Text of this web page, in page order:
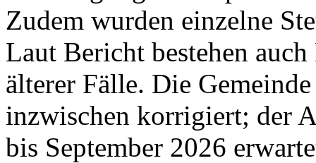
Zudem wurden einzelne
Laut Bericht bestehen
älterer Fälle. Die
inzwischen korrigiert; der
bis September 2026